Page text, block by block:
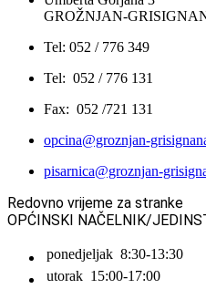
GROŽNJAN-
Tel: 052 / 776 349
Tel: 052 / 776 131
Fax: 052 /721 131
opcina@groznjan-
pisarnica@groznjan-
Redovno vrijeme za stranke
OPĆINSKI NAČELNIK/
ponedjeljak 8:30-13:30
utorak 15:00-17:00